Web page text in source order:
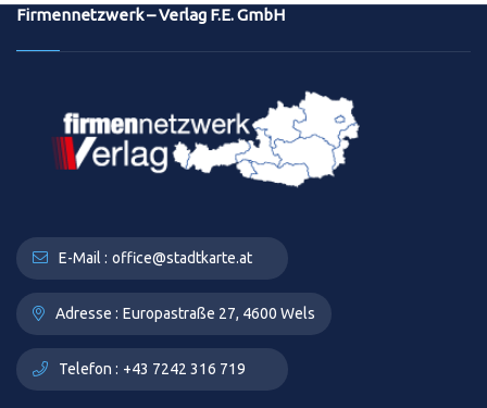
Firmennetzwerk – Verlag F.E. GmbH
E-Mail : office@stadtkarte.at
Adresse : Europastraße 27, 4600 Wels
Telefon : +43 7242 316 719